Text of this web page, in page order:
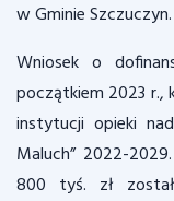
w Gminie Szczuczyn.
Wniosek o
początkiem 2023 r.,
instytucji opieki
Maluch” 2022-
800 tyś. zł